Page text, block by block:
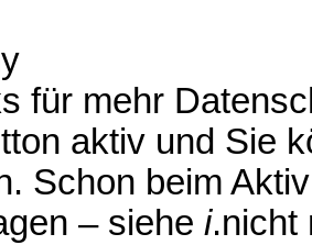
für mehr
aktiv und Sie
Schon beim
– siehe i.nicht